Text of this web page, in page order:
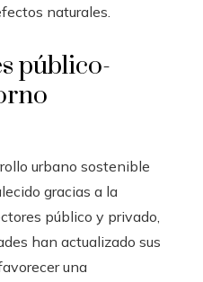
naturales.
público-
urbano sostenible
gracias a la
público y privado,
han actualizado sus
una